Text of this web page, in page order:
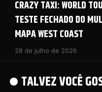
CRAZY TAXI: WORLD
TESTE FECHADO DO
MAPA WEST COAST
28 de julho de 2026
TALVEZ VOCÊ